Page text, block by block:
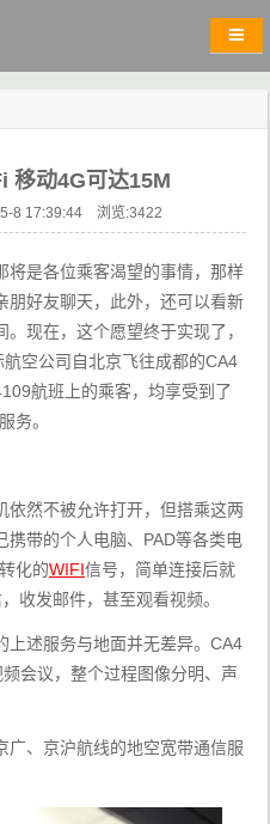
移动4G可达15M
8 17:39:44 浏览:3422
将是各位乘客渴望的事情，那样
朋好友聊天，此外，还可以看新
现在，这个愿望终于实现了，
空公司自北京飞往成都的CA4
航班上的乘客，均享受到了
务。
依然不被允许打开，但搭乘这两
带的个人电脑、PAD等各类电
化的WIFI信号，简单连接后就
收发邮件，甚至观看视频。
上述服务与地面并无差异。CA4
会议，整个过程图像分明、声
广、京沪航线的地空宽带通信服